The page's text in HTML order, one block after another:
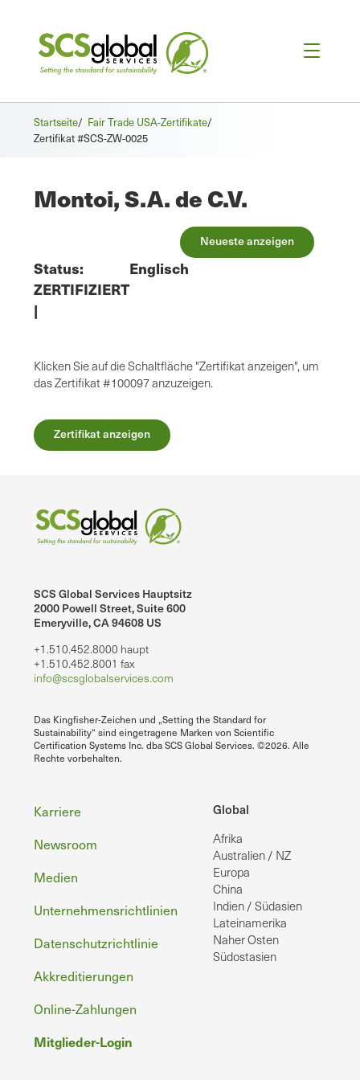
Startseite/ Fair Trade USA-Zertifikate/
Zertifikat #SCS-ZW-0025
Montoi, S.A. de C.V.
Neueste anzeigen
Status:
ZERTIFIZIERT
|
Englisch
Klicken Sie auf die Schaltfläche "Zertifikat anzeigen", um
das Zertifikat #100097 anzuzeigen.
Zertifikat anzeigen
SCS Global Services Hauptsitz
2000 Powell Street, Suite 600
Emeryville, CA 94608 US
+1.510.452.8000 haupt
+1.510.452.8001 fax
info@scsglobalservices.com
Das Kingfisher-Zeichen und „Setting the Standard for
Sustainability“ sind eingetragene Marken von Scientific
Certification Systems Inc. dba SCS Global Services. ©2026. Alle
Rechte vorbehalten.
Global
Afrika
Australien / NZ
Europa
China
Indien / Südasien
Lateinamerika
Naher Osten
Südostasien
Fußzeile
Karriere
Newsroom
Medien
Unternehmensrichtlinien
Datenschutzrichtlinie
Akkreditierungen
Online-Zahlungen
Mitglieder-Login